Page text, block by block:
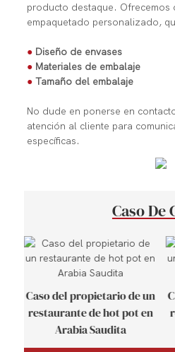
producto destaque. Ofrecemos
empaquetado personalizado,
● Diseño de envases
● Materiales de embalaje
●Tamaño del embalaje
No dude en ponerse en
atención al cliente para
específicas.
Caso De
Caso del propietario de un
restaurante de hot pot en
Arabia Saudita